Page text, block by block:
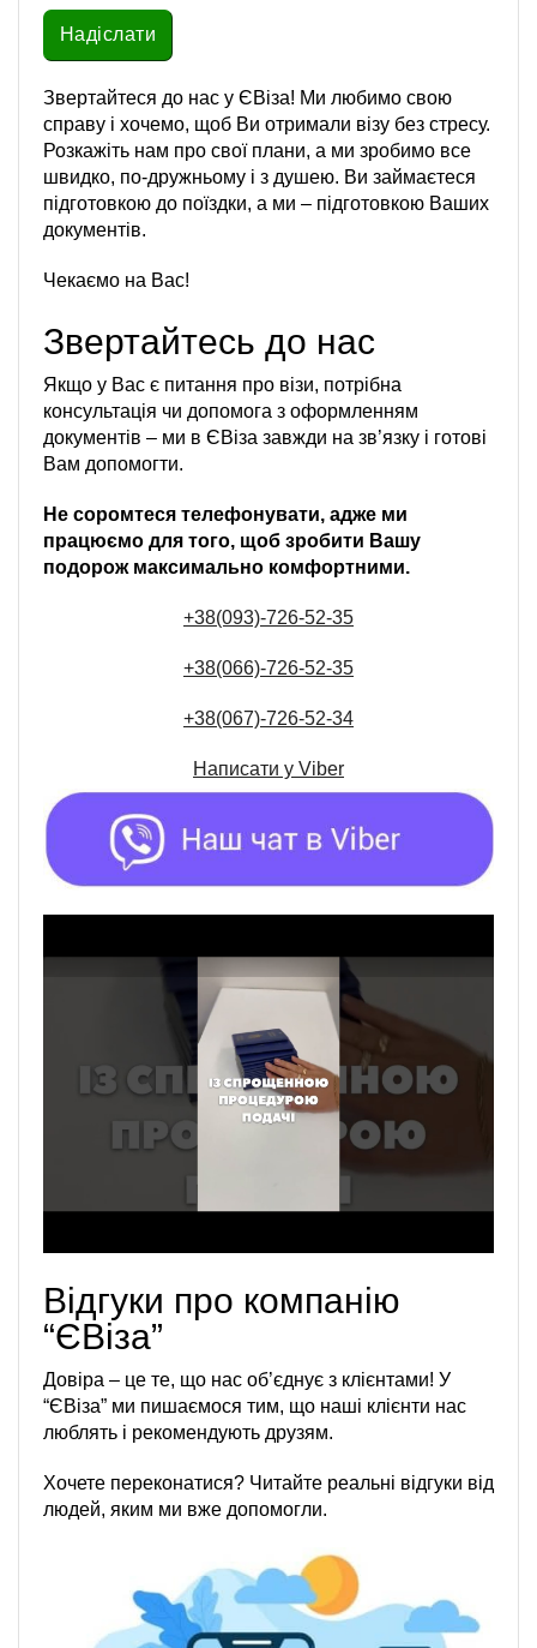
Звертайтеся до нас у ЄВіза! Ми любимо свою
справу і хочемо, щоб Ви отримали візу без стресу.
Розкажіть нам про свої плани, а ми зробимо все
швидко, по-дружньому і з душею. Ви займаєтеся
підготовкою до поїздки, а ми – підготовкою Ваших
документів.
Чекаємо на Вас!
Звертайтесь до нас
Якщо у Вас є питання про візи, потрібна
консультація чи допомога з оформленням
документів – ми в ЄВіза завжди на зв’язку і готові
Вам допомогти.
Не соромтеся телефонувати, адже ми
працюємо для того, щоб зробити Вашу
подорож максимально комфортними.
+38(093)-726-52-35
+38(066)-726-52-35
+38(067)-726-52-34
Написати у Viber
Відгуки про компанію
“ЄВіза”
Довіра – це те, що нас об’єднує з клієнтами! У
“ЄВіза” ми пишаємося тим, що наші клієнти нас
люблять і рекомендують друзям.
Хочете переконатися? Читайте реальні відгуки від
людей, яким ми вже допомогли.